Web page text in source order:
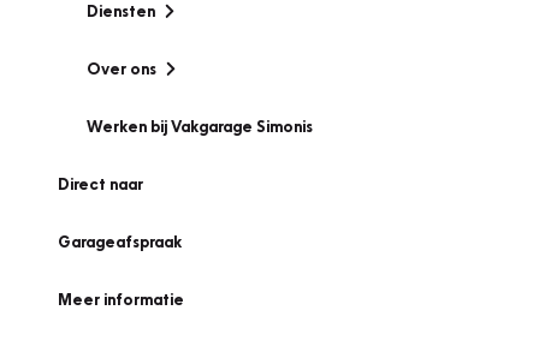
Diensten
Over ons
Werken bij Vakgarage Simonis
Direct naar
Garageafspraak
Meer informatie